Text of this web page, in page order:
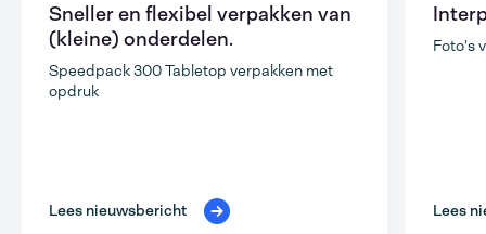
Sneller en flexibel verpakken van
(kleine) onderdelen.
Speedpack 300 Tabletop verpakken met
opdruk
Lees nieuwsbericht
Foto's
Lees